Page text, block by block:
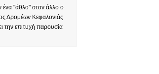
ένα "άθλο" στον άλλο ο
Δρομέων Κεφαλονιάς
την επιτυχή παρουσία